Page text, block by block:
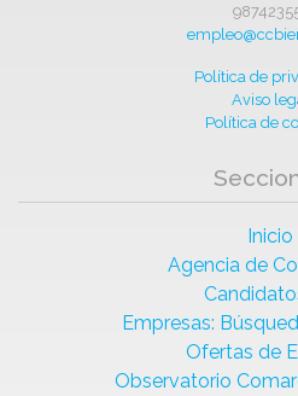
Política de
Aviso
Política de
Inicio
Agencia de
Empresas:
Ofertas de
Observatorio